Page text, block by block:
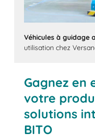
Véhicules à guidage
utilisation chez
Gagnez en
votre
solutions
BITO